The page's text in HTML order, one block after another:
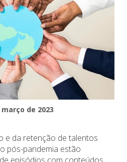
de 2023
e da retenção de talentos
pós-pandemia estão